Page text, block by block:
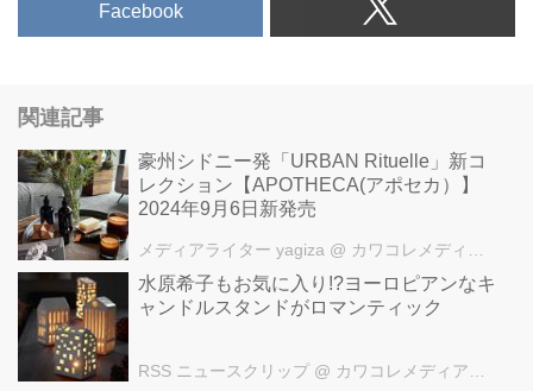
Facebook
関連記事
豪州シドニー発「URBAN Rituelle」新コ
レクション【APOTHECA(アポセカ）】
2024年9月6日新発売
メディアライター yagiza @ カワコレメディア編集部
水原希子もお気に入り!?ヨーロピアンなキ
ャンドルスタンドがロマンティック
RSS ニュースクリップ @ カワコレメディア編集部